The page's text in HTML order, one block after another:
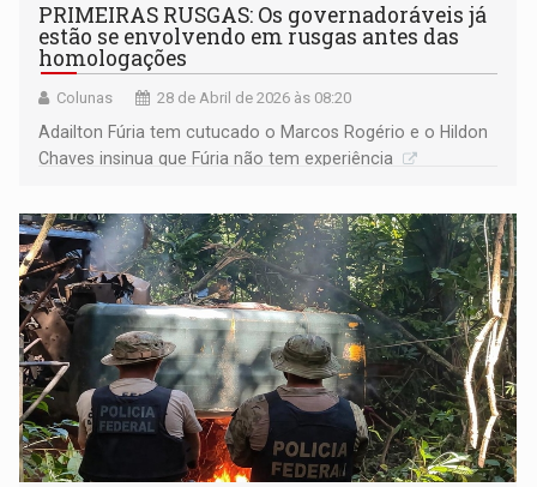
PRIMEIRAS RUSGAS: Os governadoráveis já
estão se envolvendo em rusgas antes das
homologações
Colunas 28 de Abril de 2026 às 08:20
Adailton Fúria tem cutucado o Marcos Rogério e o Hildon
Chaves insinua que Fúria não tem experiência